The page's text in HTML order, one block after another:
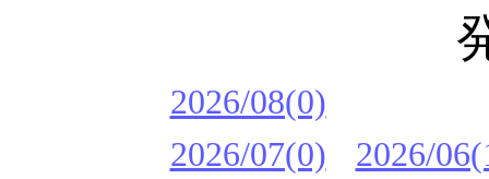
2026/08(0)
2026/07(0)
2026/